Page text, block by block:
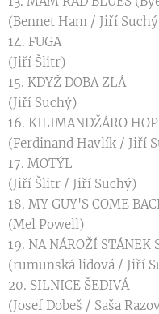
(Bennet Ham / Jiří
14. FUGA
(Jiří Šlitr)
15. KDYŽ DOBA ZLÁ
(Jiří Suchý)
16. KILIMANDŽÁRO
(Ferdinand Havlík / Jiří
17. MOTÝL
(Jiří Šlitr / Jiří Suchý)
18. MY GUY'S COME
(Mel Powell)
19. NA NÁROŽÍ STÁNEK
(rumunská lidová / Jiří
20. SILNICE ŠEDIVÁ
(Josef Dobeš / Saša